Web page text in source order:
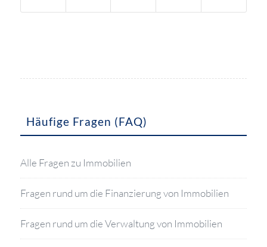
Häufige Fragen (FAQ)
Alle Fragen zu Immobilien
Fragen rund um die Finanzierung von Immobilien
Fragen rund um die Verwaltung von Immobilien